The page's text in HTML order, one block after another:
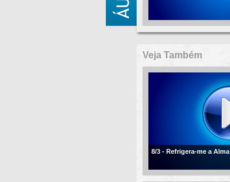
Veja Também
8/3 - Refrigera-me a Alma